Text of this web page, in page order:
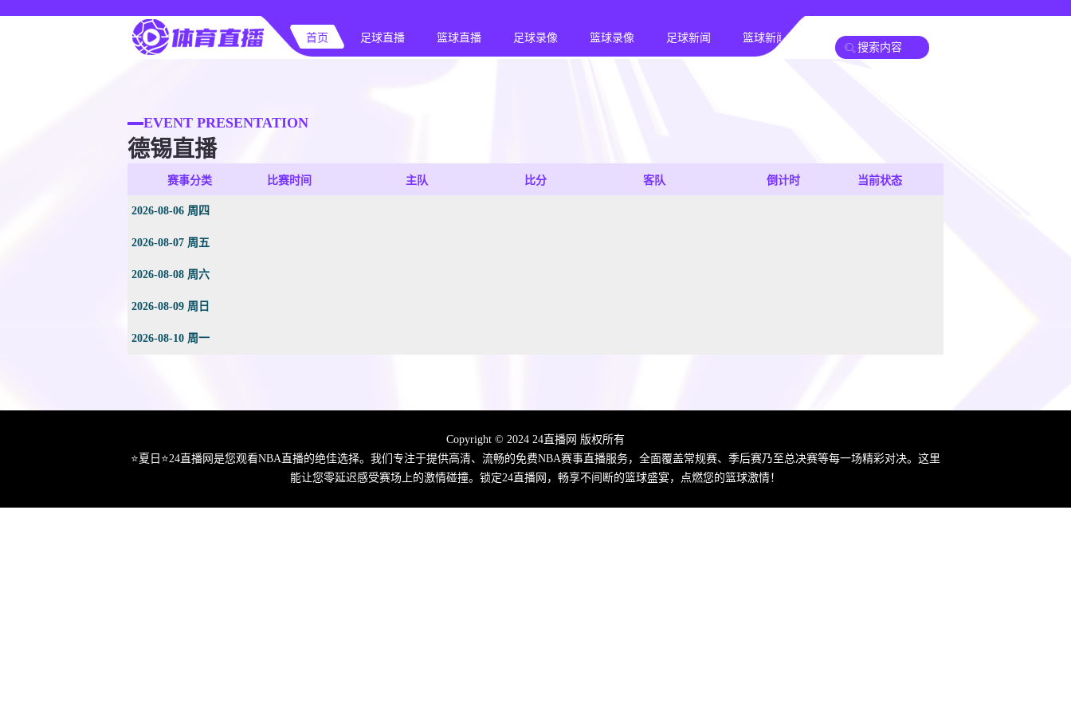
首页 足球直播 篮球直播 足球录像 篮球录像 足球新闻 篮球新闻
EVENT PRESENTATION
德锡直播
赛事分类 比赛时间 主队 比分 客队 倒计时 当前状态
2026-08-06 周四
2026-08-07 周五
2026-08-08 周六
2026-08-09 周日
2026-08-10 周一
Copyright © 2024 24直播网 版权所有
⭐️夏日⭐24直播网是您观看NBA直播的绝佳选择。我们专注于提供高清、流畅的免费NBA赛事直播服务，全面覆盖常规赛、季后赛乃至总决赛等每一场精彩对决。这里
能让您零延迟感受赛场上的激情碰撞。锁定24直播网，畅享不间断的篮球盛宴，点燃您的篮球激情！